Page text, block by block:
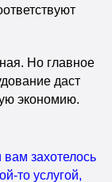
Но главное
даст
экономию.
вам захотелось
то услугой,